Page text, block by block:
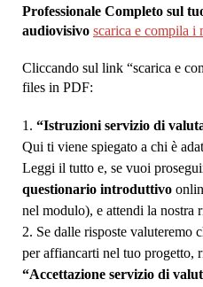
Professionale Completo sul
audiovisivo scarica e compila i
Cliccando sul link “scarica e
files in PDF:
“Istruzioni servizio di
Qui ti viene spiegato a chi è
Leggi il tutto e, se vuoi
questionario introduttivo
nel modulo), e attendi la nostra
Se dalle risposte valuteremo
per affiancarti nel tuo progetto,
“Accettazione servizio di